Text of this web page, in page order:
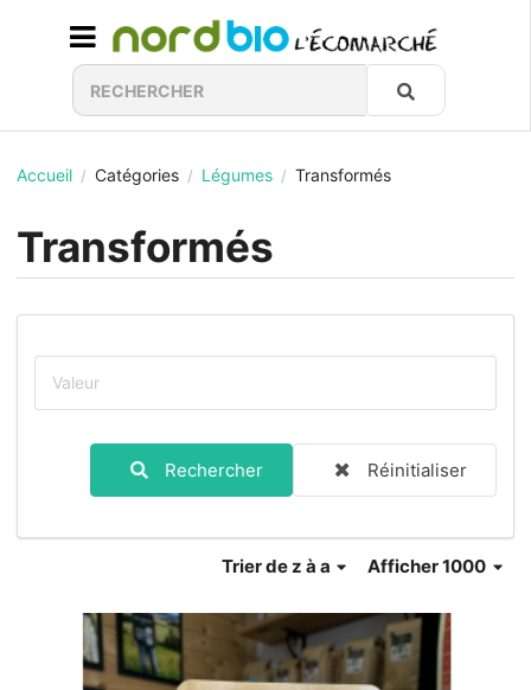
Accueil / Catégories / Légumes / Transformés
Transformés
Rechercher Réinitialiser
Afficher 1000
Trierde z à a